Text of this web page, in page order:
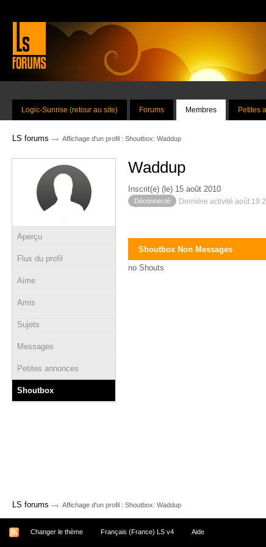
Logic-Sunrise (retour au site) Forums Membres Petites
LS forums → Affichage d'un profil : Shoutbox: Waddup
Aperçu
Flux du profil
Aime
Amis
Sujets
Messages
Petites annonces
Shoutbox
Waddup
Inscrit(e) (le) 15 août 2010
Déconnecté Dernière activité août 19
Shoutbox Non Messages
no Shouts
LS forums → Affichage d'un profil : Shoutbox: Waddup
Changer le thème Français (France) LS v4 Aide